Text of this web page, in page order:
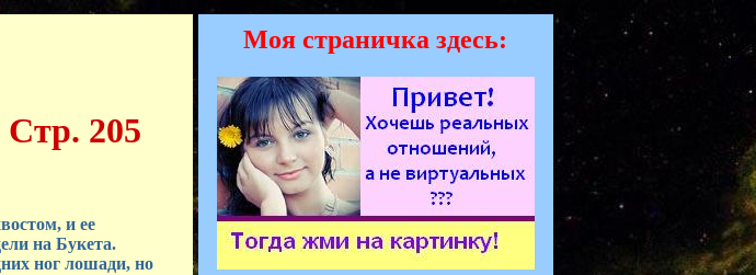
205
и ее
на Букета.
ног лошади, но
Моя страничка здесь: